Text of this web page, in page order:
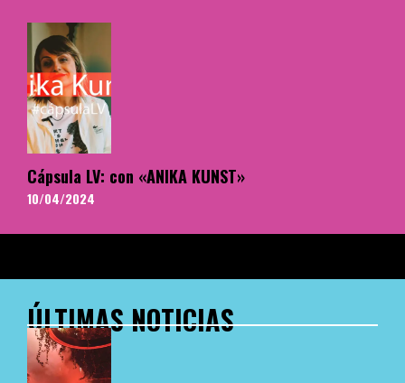
Cápsula LV: con «ANIKA KUNST»
10/04/2024
ÚLTIMAS NOTICIAS